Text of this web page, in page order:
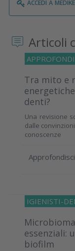
Articoli
Tra mito e
denti?
Una revisione
dalle
conoscenze
Approfondisci
IGIENISTI-
essenziali:
biofilm